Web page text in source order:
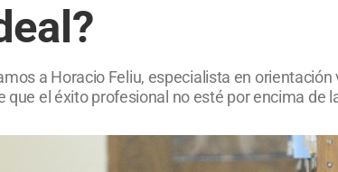
a Horacio Feliu, especialista en
el éxito profesional no esté por encima de